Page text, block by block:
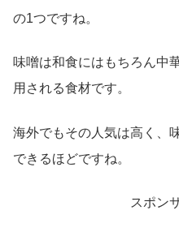
の1つですね。
味噌は和食にはもちろん中
用される食材です。
海外でもその人気は高く、
できるほどですね。
スポン